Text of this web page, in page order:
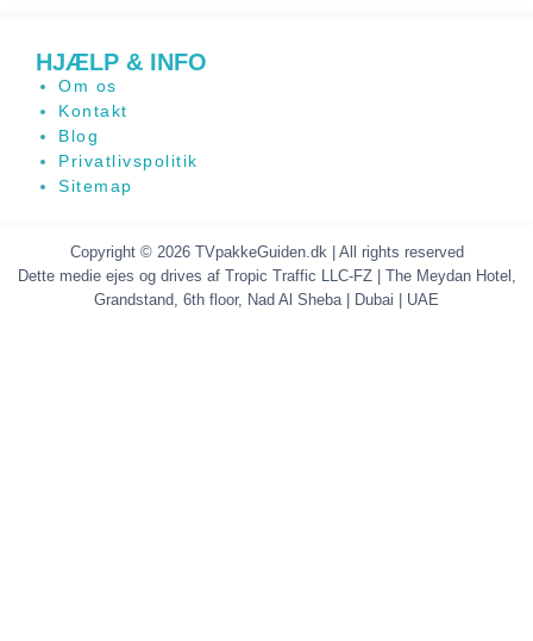
HJÆLP & INFO
Om os
Kontakt
Blog
Privatlivspolitik
Sitemap
Copyright © 2026 TVpakkeGuiden.dk | All rights reserved
Dette medie ejes og drives af Tropic Traffic LLC-FZ | The Meydan Hotel,
Grandstand, 6th floor, Nad Al Sheba | Dubai | UAE